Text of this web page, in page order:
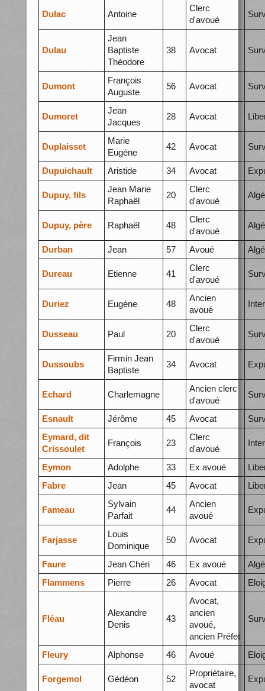
Dulac Antoine
Clerc
d'avoué
Dulau
Jean
Baptiste
Théodore
38 Avocat
Dumont
François
Auguste
56 Avocat
Dumoret
Jean
Jacques
28 Avocat
Duplaisset
Marie
Eugène
42 Avocat
Dupuichault Aristide 34 Avocat
Dupuy, fils
Jean Marie
Raphaël
20
Clerc
d'avoué
Dupuy, père Raphaël 48
Clerc
d'avoué
Durban Jean 57 Avoué
Dureau Etienne 41
Clerc
d'avoué
Duriez Eugène 48
Ancien
avoué
Dusseau Paul 20
Clerc
d'avoué
Dussoubs
Firmin Jean
Baptiste
34 Avocat
Echard Charlemagne
Ancien clerc
d'avoué
Esnault Jérôme 45 Avocat
Eymard, dit
Crissoulet
François 23
Clerc
d'avoué
Eymon Adolphe 33 Ex avoué
Fabre
Jean 45 Avocat
Fameau
Sylvain
Parfait
44
Ancien
avoué
Farjasse
Louis
Dominique
50 Avocat
Faure Jean Chéri 46 Ex avoué
Flammens
Pierre 26 Avocat
Fléau
Alexandre
Denis
43
Avocat,
ancien
avoué,
ancien Préfet
Fleury Alphonse 46 Avoué
Forgemol Gédéon 52
Propriétaire,
avocat